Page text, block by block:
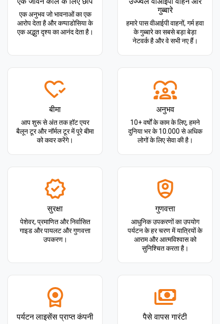
एक अनुभव जो भावनाओं का एक
आरोप देता है और कप्पाडोसिया के
एक अद्भुत दृश्य का आनंद देता है।
गुब्बारे
हमारे पास वीआईपी वाहनों, गर्म हवा
के गुब्बारे का सबसे बड़ा बेड़ा
नेटवर्क है और वे सभी नए हैं।
बीमा
आप शुरू से अंत तक हॉट एयर
बैलून टूर और नॉर्मल टूर में पूरे बीमा
को कवर करेंगे।
अनुभव
10+ वर्षों के काम के लिए, हमने
दुनिया भर के 10.000 से अधिक
लोगों के लिए सेवा की है।
सुरक्षा
पेशेवर, प्रमाणित और निर्वासित
गाइड और पायलट और गुणवत्ता
उपकरण।
गुणवत्ता
आधुनिक उपकरणों का उपयोग
पर्यटन के हर चरण में यात्रियों के
आराम और आत्मविश्वास को
सुनिश्चित करता है।
पर्यटन लाइसेंस प्राप्त कंपनी पैसे वापस गारंटी